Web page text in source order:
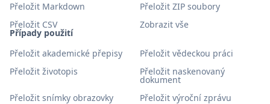
Případy použití
Přeložit akademické přepisy
Přeložit vědeckou práci
Přeložit životopis
Přeložit naskenovaný
dokument
Přeložit snímky obrazovky
Přeložit výroční zprávu
Přeložit Markdown
Přeložit ZIP soubory
Přeložit CSV
Zobrazit vše